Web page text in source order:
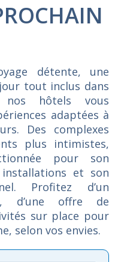
détente, une
tout inclus dans
nos hôtelsvous
adaptées à
Des complexes
plus intimistes,
pour son
installations et son
Profitez d’un
d’une offre de
sur place pour
selon vos envies.